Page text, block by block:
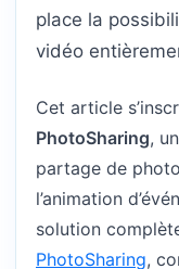
place la
vidéo
Cet article
PhotoSharing,
partage de
l’animation
solution
PhotoSharing,